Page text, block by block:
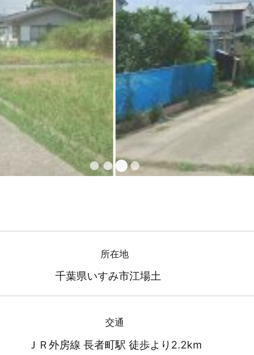
所在地
千葉県いすみ市江場土
交通
ＪＲ外房線 長者町駅 徒歩より2.2km